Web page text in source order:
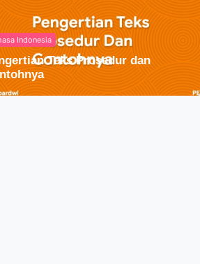
hari
Indonesia
Teks Prosedur dan